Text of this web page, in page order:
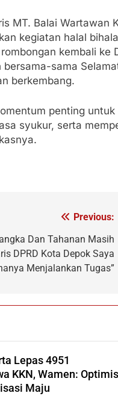
MT. Balai Wartawan
kegiatan halal
kembali ke
sama
berkembang.
penting
syukur, serta
Previous:
Dan Tahanan Masih
DPRD Kota Depok Saya
Menjalankan Tugas”
Lepas 4951
KKN, Wamen: Optimis
Maju